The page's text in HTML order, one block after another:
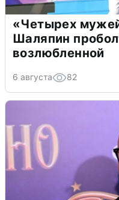
«Четырех
Шаляпин
возлюбленной
6 августа 82